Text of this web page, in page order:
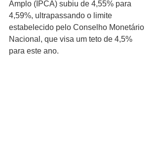
Amplo (IPCA) subiu de 4,55% para
4,59%, ultrapassando o limite
estabelecido pelo Conselho Monetário
Nacional, que visa um teto de 4,5%
para este ano.